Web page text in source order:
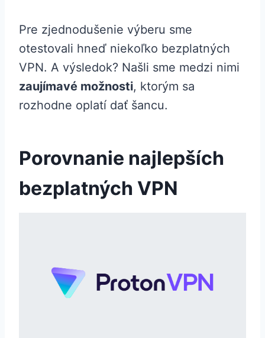
Pre zjednodušenie výberu sme
otestovali hneď niekoľko bezplatných
VPN. A výsledok? Našli sme medzi nimi
zaujímavé možnosti, ktorým sa
rozhodne oplatí dať šancu.
Porovnanie najlepších
bezplatných VPN